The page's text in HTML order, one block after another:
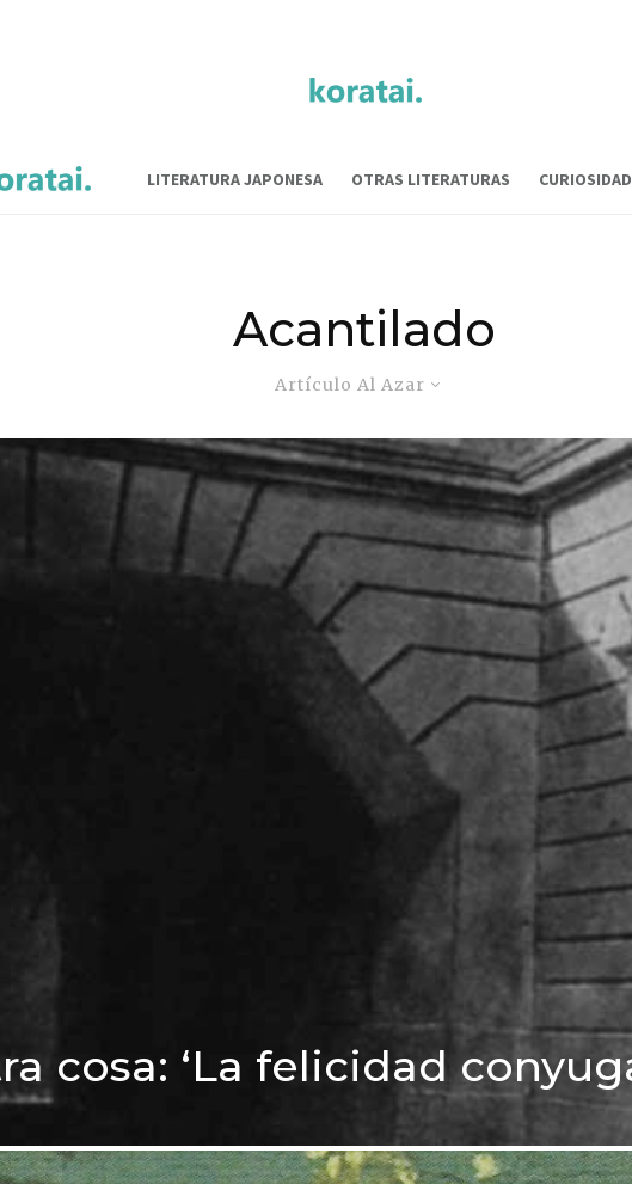
LITERATURA JAPONESA OTRAS LITERATURAS
Acantilado
Artículo Al Azar
cosa: ‘La felicidad